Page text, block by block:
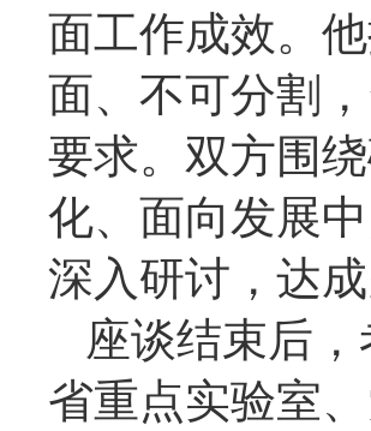
面工作成效。
面、不可分割
要求。双方围
化、面向发展
深入研讨，达
座谈结束后
省重点实验室